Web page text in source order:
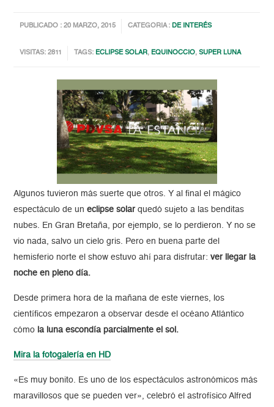
PUBLICADO : 20 MARZO, 2015 CATEGORIA :DE INTERÉS
VISITAS: 2811 TAGS: ECLIPSE SOLAR, EQUINOCCIO,SUPER LUNA
Algunos tuvieron más suerte que otros. Y al final el mágico
espectáculo de uneclipse solarquedó sujeto a las benditas
nubes. En Gran Bretaña, por ejemplo, se lo perdieron. Y no se
vio nada, salvo un cielo gris. Pero en buena parte del
hemisferio norte el show estuvo ahí para disfrutar:ver llegar la
noche en pleno día.
Desde primera hora de la mañana de este viernes, los
científicos empezaron a observar desde el océano Atlántico
cómo la luna escondía parcialmente el sol.
Mira la fotogalería en HD
«Es muy bonito. Es uno de los espectáculos astronómicos más
maravillosos que se pueden ver», celebró el astrofísico Alfred